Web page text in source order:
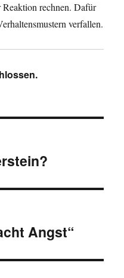
rechnen. Dafür
verfallen.
Angst“